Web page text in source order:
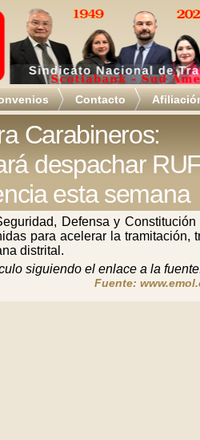
Contacto
Carabineros:
despachar
esta semana
Defensa y
para acelerar la tramitación,
distrital.
siguiendo el enlace a la
Fuente: